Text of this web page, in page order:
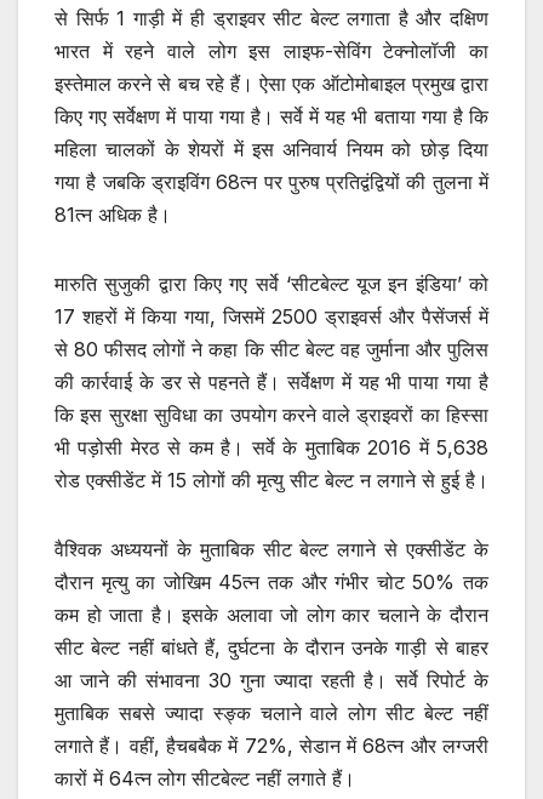
से सिर्फ 1 गाड़ी में ही ड्राइवर सीट बेल्ट लगाता है और दक्षिण
भारत में रहने वाले लोग इस लाइफ-सेविंग टेक्नोलॉजी का
इस्तेमाल करने से बच रहे हैं। ऐसा एक ऑटोमोबाइल प्रमुख द्वारा
किए गए सर्वेक्षण में पाया गया है। सर्वे में यह भी बताया गया है कि
महिला चालकों के शेयरों में इस अनिवार्य नियम को छोड़ दिया
गया है जबकि ड्राइविंग 68त्न पर पुरुष प्रतिद्वंद्वियों की तुलना में
81त्न अधिक है।
मारुति सुजुकी द्वारा किए गए सर्वे ‘सीटबेल्ट यूज इन इंडिया’ को
17 शहरों में किया गया, जिसमें 2500 ड्राइवर्स और पैसेंजर्स में
से 80 फीसद लोगों ने कहा कि सीट बेल्ट वह जुर्माना और पुलिस
की कार्रवाई के डर से पहनते हैं। सर्वेक्षण में यह भी पाया गया है
कि इस सुरक्षा सुविधा का उपयोग करने वाले ड्राइवरों का हिस्सा
भी पड़ोसी मेरठ से कम है। सर्वे के मुताबिक 2016 में 5,638
रोड एक्सीडेंट में 15 लोगों की मृत्यु सीट बेल्ट न लगाने से हुई है।
वैश्विक अध्ययनों के मुताबिक सीट बेल्ट लगाने से एक्सीडेंट के
दौरान मृत्यु का जोखिम 45त्न तक और गंभीर चोट 50% तक
कम हो जाता है। इसके अलावा जो लोग कार चलाने के दौरान
सीट बेल्ट नहीं बांधते हैं, दुर्घटना के दौरान उनके गाड़ी से बाहर
आ जाने की संभावना 30 गुना ज्यादा रहती है। सर्वे रिपोर्ट के
मुताबिक सबसे ज्यादा स्ङ्क चलाने वाले लोग सीट बेल्ट नहीं
लगाते हैं। वहीं, हैचबबैक में 72%, सेडान में 68त्न और लग्जरी
कारों में 64त्न लोग सीटबेल्ट नहीं लगाते हैं।